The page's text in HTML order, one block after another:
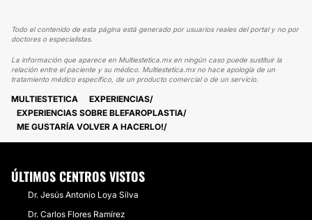
Todo el contenido de esta página está generado por usuarios reales del portal y no por
doctores o especialistas.
La información que aparece en Multiestetica.mx en ningún caso puede sustituir la
relación entre el paciente y su médico. Multiestetica.mx no hace apología de un
tratamiento médico específico, de un producto comercial o de un servicio.
MULTIESTETICA
EXPERIENCIAS
EXPERIENCIAS SOBRE BLEFAROPLASTIA
ME GUSTARÍA VOLVER A HACERLO!
ÚLTIMOS CENTROS VISTOS
Dr. Jesús Antonio Loya Silva
Dr. Carlos Flores Ramírez